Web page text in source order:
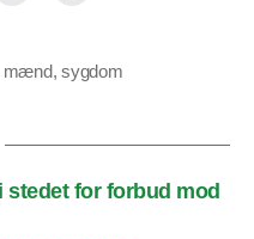
mænd,sygdom
stedet for forbud mod